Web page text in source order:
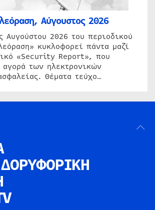
Αύγουστος 2026
Αυγούστου 2026 του περιοδικού
κυκλοφορεί πάντα μαζί
«Security Report», που
αγορά των ηλεκτρονικών
Θέματα τεύχο…
ΔΟΡΥΦΟΡΙΚΗ